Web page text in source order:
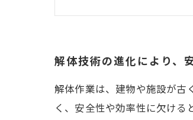
廃棄物処理の環境負荷
垣市・瑞穂市・羽島市
解体技術の進化により、
解体作業は、建物や施設が古
く、安全性や効率性に欠ける